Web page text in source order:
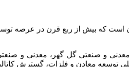
است که بیش از ربع قرن در
و صنعتی گل گهر، معدنی و
توسعه معادن و فلزات، گسترش